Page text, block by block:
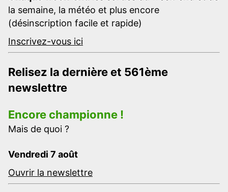
la semaine, la météo et plus encore
(désinscription facile et rapide)
Inscrivez-vous ici
Relisez la dernière et 561ème
newslettre
Encore championne !
Mais de quoi ?
Vendredi 7 août
Ouvrir la newslettre